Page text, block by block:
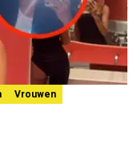
Vrouwen